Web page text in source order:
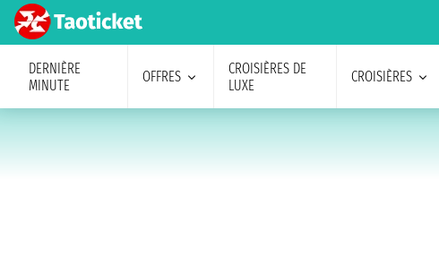
DERNIÈRE
MINUTE
OFFRES
CROISIÈRES DE
LUXE
CROISIÈRES